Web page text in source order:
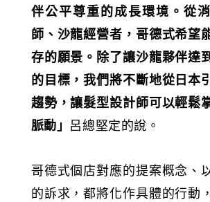
伴公平尊重的成長環境。從
師、沙龍經營者，哥德式希望
存的願景。除了讓沙龍夥伴達
的目標，我們將不斷地從日本
趨勢，讓髮型設計師可以輕鬆
脈動」 呂總堅定的說。
哥德式個店對應的提案概念、
的訴求，都將化作具體的行動